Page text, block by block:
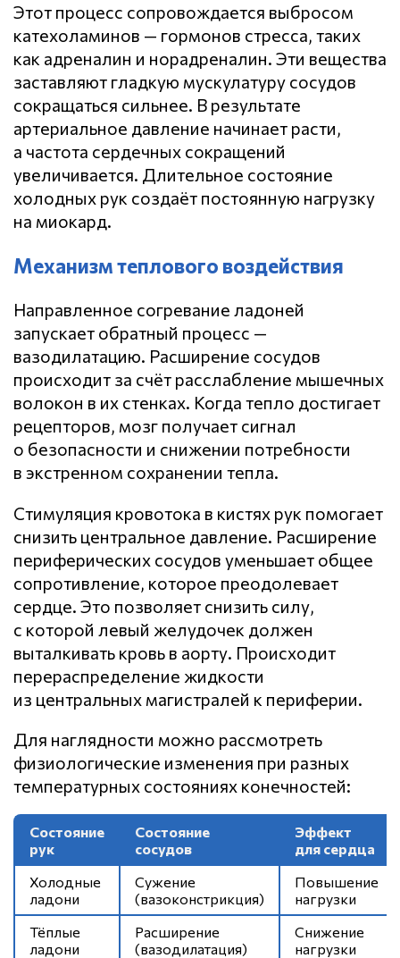
Этот процесс сопровождается выбросом
катехоламинов — гормонов стресса, таких
как адреналин и норадреналин. Эти вещества
заставляют гладкую мускулатуру сосудов
сокращаться сильнее. В результате
артериальное давление начинает расти,
а частота сердечных сокращений
увеличивается. Длительное состояние
холодных рук создаёт постоянную нагрузку
на миокард.
Механизм теплового воздействия
Направленное согревание ладоней
запускает обратный процесс —
вазодилатацию. Расширение сосудов
происходит за счёт расслабление мышечных
волокон в их стенках. Когда тепло достигает
рецепторов, мозг получает сигнал
о безопасности и снижении потребности
в экстренном сохранении тепла.
Стимуляция кровотока в кистях рук помогает
снизить центральное давление. Расширение
периферических сосудов уменьшает общее
сопротивление, которое преодолевает
сердце. Это позволяет снизить силу,
с которой левый желудочек должен
выталкивать кровь в аорту. Происходит
перераспределение жидкости
из центральных магистралей к периферии.
Для наглядности можно рассмотреть
физиологические изменения при разных
температурных состояниях конечностей:
Состояние
рук
Состояние
сосудов
Эффект
для сердца
Холодные
ладони
Сужение
(вазоконстрикция)
Повышение
нагрузки
Тёплые
ладони
Расширение
(вазодилатация)
Снижение
нагрузки